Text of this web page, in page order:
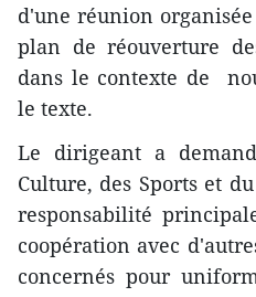
d'une réunion
plan de réouverture
dans le contexte de
le texte.
Le dirigeant a
Culture, des Sports et
responsabilité
coopération avec
concernés pour